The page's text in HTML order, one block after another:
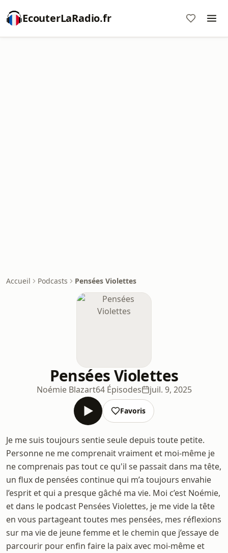
EcouterLaRadio.fr
Accueil Podcasts Pensées Violettes
Pensées Violettes
Noémie Blazart64 Épisodes juil. 9, 2025
Favoris
Je me suis toujours sentie seule depuis toute petite.
Personne ne me comprenait vraiment et moi-même je
ne comprenais pas tout ce qu'il se passait dans ma tête,
un flux de pensées continue qui m’a toujours envahie
l’esprit et qui a presque gâché ma vie. Moi c’est Noémie,
et dans le podcast Pensées Violettes, je me vide la tête
en vous partageant toutes mes pensées, mes réflexions
sur ma vie de jeune femme et le chemin que j’essaye de
parcourir pour enfin faire la paix avec moi-même et